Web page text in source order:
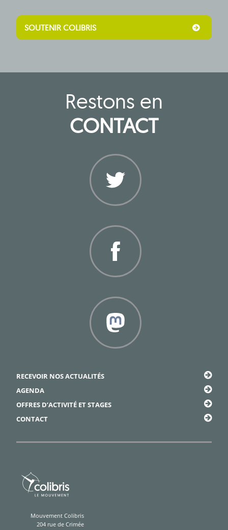
SOUTENIR COLIBRIS
Restons en
CONTACT
Mouvement Colibris
204 rue de Crimée
RECEVOIR NOS ACTUALITÉS
AGENDA
OFFRES D’ACTIVITÉ ET STAGES
CONTACT